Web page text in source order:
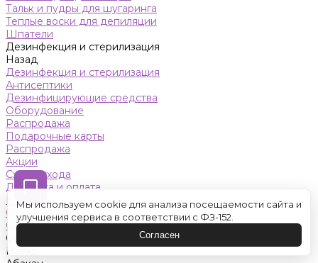
Тальк и пудры для шугаринга
Теплые воски для депиляции
Шпатели
Дезинфекция и стерилизация
Назад
Дезинфекция и стерилизация
Антисептики
Дезинфицирующие средства
Оборудование
Распродажа
Подарочные карты
Распродажа
Акции
Схемы ухода
Доставка и оплата
Контакты
Обучение
Салон красоты
Оренбург
Назад
Мы используем cookie для анализа посещаемости сайта и
улучшения сервиса в соответствии с ФЗ-152.
Согласен